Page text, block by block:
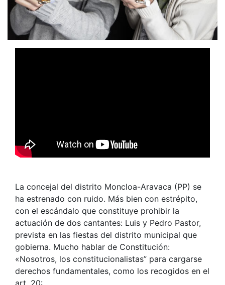
La concejal del distrito Moncloa-Aravaca (PP) se
ha estrenado con ruido. Más bien con estrépito,
con el escándalo que constituye prohibir la
actuación de dos cantantes: Luis y Pedro Pastor,
prevista en las fiestas del distrito municipal que
gobierna. Mucho hablar de Constitución:
«Nosotros, los constitucionalistas” para cargarse
derechos fundamentales, como los recogidos en el